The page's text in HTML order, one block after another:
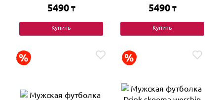
5490 ₸
Купить
5490 ₸
Купить